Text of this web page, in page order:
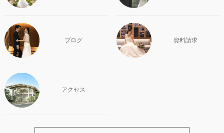
ブログ 資料請求
アクセス